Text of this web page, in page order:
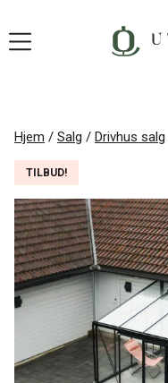
innhold
Hjem / Salg / Drivhus salg
TILBUD!